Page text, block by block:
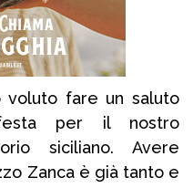
voluto fare un saluto
per il nostro
siciliano. Avere
Zanca è già tanto e